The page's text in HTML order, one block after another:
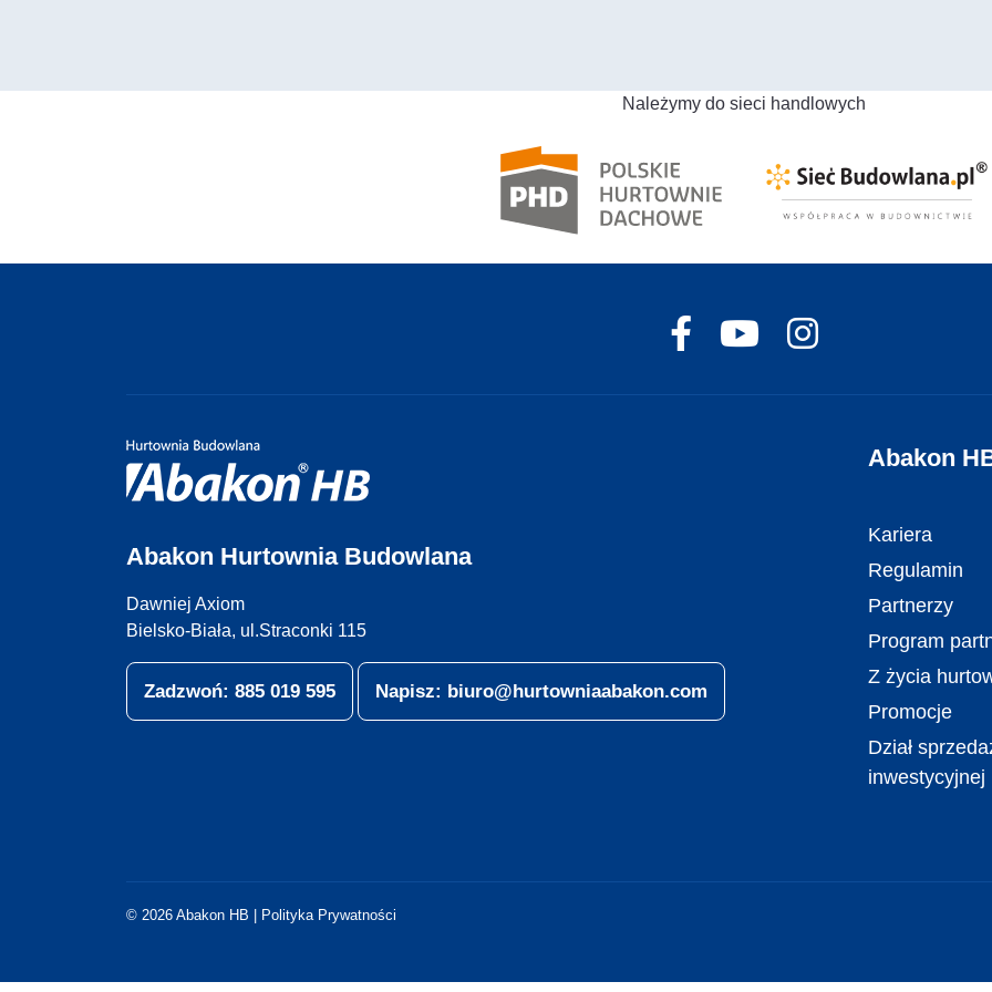
Należymy do sieci handlowych
Abakon Hurtownia Budowlana
Dawniej Axiom
Bielsko-Biała, ul.Straconki 115
Zadzwoń: 885 019 595 Napisz: biuro@hurtowniaabakon.com
Abakon
Kariera
Regulamin
Partnerzy
Program
Z życia
Promocje
Dział
inwestycyjnej
© 2026 Abakon HB | Polityka Prywatności